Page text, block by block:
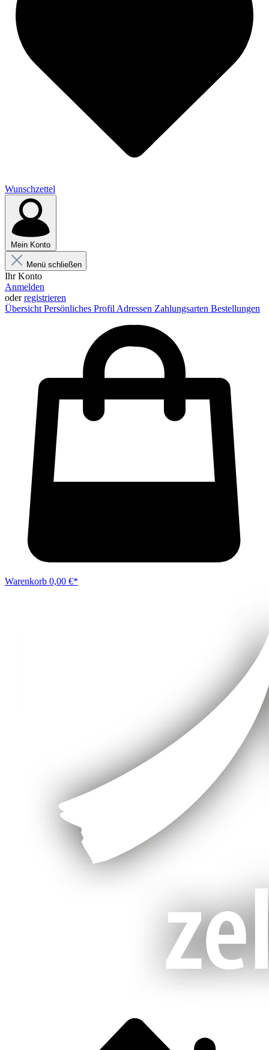
Wunschzettel
Mein Konto
Menü schließen
Ihr Konto
Anmelden
oderregistrieren
Übersicht Persönliches Profil Adressen Zahlungsarten Bestellungen
Warenkorb 0,00 €*